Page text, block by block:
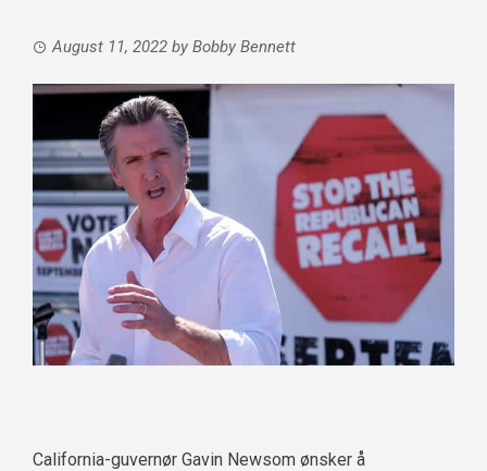
August 11, 2022 by Bobby Bennett
California-guvernør Gavin Newsom ønsker å